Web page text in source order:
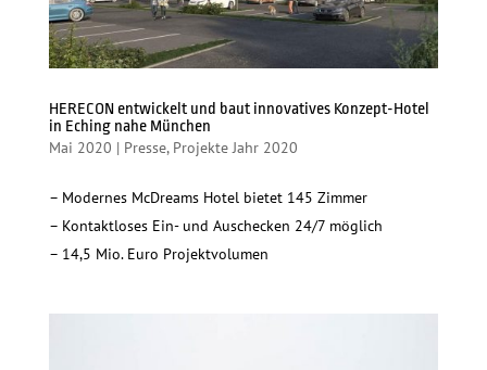
HERECON entwickelt und baut innovatives Konzept-Hotel
in Eching nahe München
Mai 2020 | Presse, Projekte Jahr 2020
– Modernes McDreams Hotel bietet 145 Zimmer
– Kontaktloses Ein- und Auschecken 24/7 möglich
– 14,5 Mio. Euro Projektvolumen